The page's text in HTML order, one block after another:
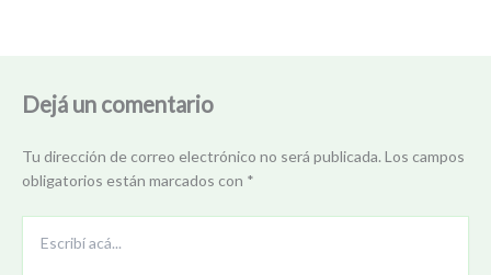
Dejá un comentario
Tu dirección de correo electrónico no será publicada. Los campos
obligatorios están marcados con *
acá...